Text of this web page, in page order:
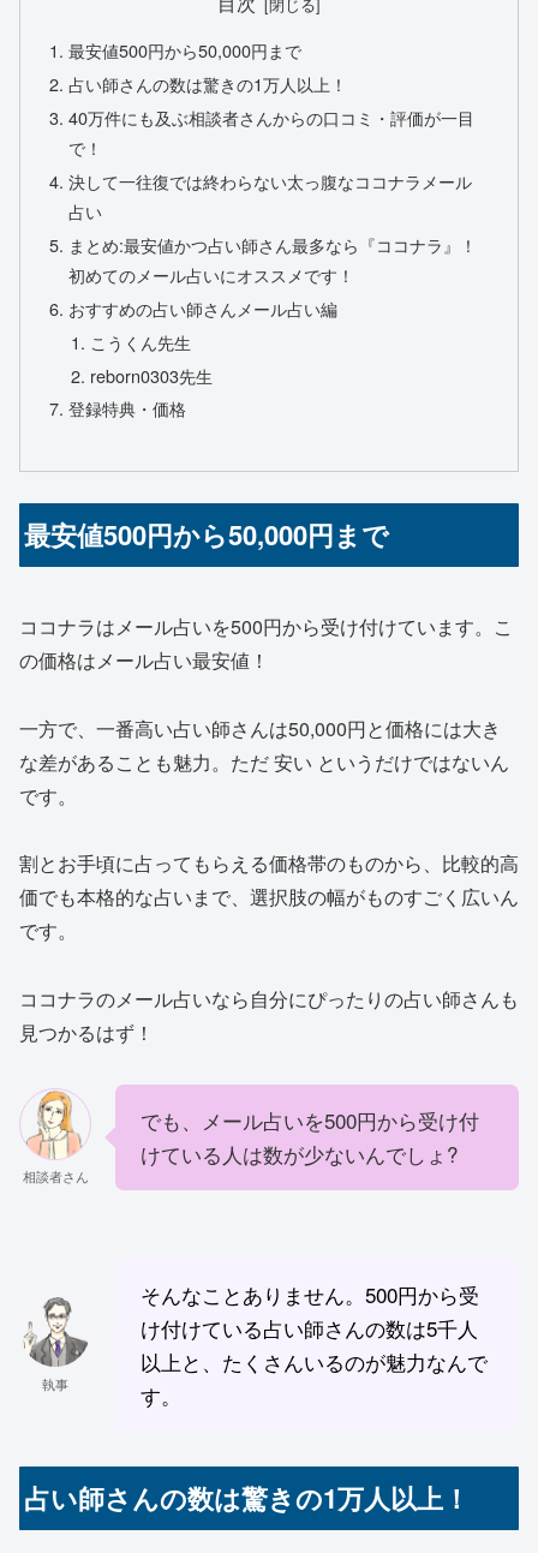
最安値500円から50,000円まで
占い師さんの数は驚きの1万人以上！
40万件にも及ぶ相談者さんからの口コミ・評価が一目
で！
決して一往復では終わらない太っ腹なココナラメール
占い
まとめ:最安値かつ占い師さん最多なら『ココナラ』！
初めてのメール占いにオススメです！
おすすめの占い師さんメール占い編
こうくん先生
reborn0303先生
登録特典・価格
最安値500円から50,000円まで
ココナラはメール占いを500円から受け付けています。こ
の価格はメール占い最安値！
一方で、一番高い占い師さんは50,000円と価格には大き
な差があることも魅力。ただ 安い というだけではないん
です。
割とお手頃に占ってもらえる価格帯のものから、比較的高
価でも本格的な占いまで、 選択肢の幅がものすごく広いん
です。
ココナラのメール占いなら自分にぴったりの占い師さんも
見つかるはず！
相談者さん
でも、メール占いを500円から受け付
けている人は数が少ないんでしょ?
執事
そんなことありません。500円から受
け付けている占い師さんの数は5千人
以上と、たくさんいるのが魅力なんで
す。
占い師さんの数は驚きの1万人以上！